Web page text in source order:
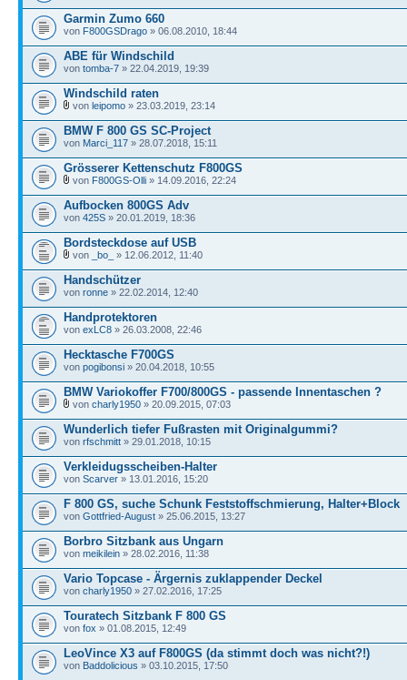
Garmin Zumo 660
von F800GSDrago » 06.08.2010, 18:44
ABE für Windschild
von tomba-7 » 22.04.2019, 19:39
Windschild raten
von leipomo » 23.03.2019, 23:14
BMW F 800 GS SC-Project
von Marci_117 » 28.07.2018, 15:11
Grösserer Kettenschutz F800GS
von F800GS-Olli » 14.09.2016, 22:24
Aufbocken 800GS Adv
von 425S » 20.01.2019, 18:36
Bordsteckdose auf USB
von _bo_ » 12.06.2012, 11:40
Handschützer
von ronne » 22.02.2014, 12:40
Handprotektoren
von exLC8 » 26.03.2008, 22:46
Hecktasche F700GS
von pogibonsi » 20.04.2018, 10:55
BMW Variokoffer F700/800GS - passende Innentaschen ?
von charly1950 » 20.09.2015, 07:03
Wunderlich tiefer Fußrasten mit Originalgummi?
von rfschmitt » 29.01.2018, 10:15
Verkleidugsscheiben-Halter
von Scarver » 13.01.2016, 15:20
F 800 GS, suche Schunk Feststoffschmierung, Halter+Block
von Gottfried-August » 25.06.2015, 13:27
Borbro Sitzbank aus Ungarn
von meikilein » 28.02.2016, 11:38
Vario Topcase - Ärgernis zuklappender Deckel
von charly1950 » 27.02.2016, 17:25
Touratech Sitzbank F 800 GS
von fox » 01.08.2015, 12:49
LeoVince X3 auf F800GS (da stimmt doch was nicht?!)
von Baddolicious » 03.10.2015, 17:50